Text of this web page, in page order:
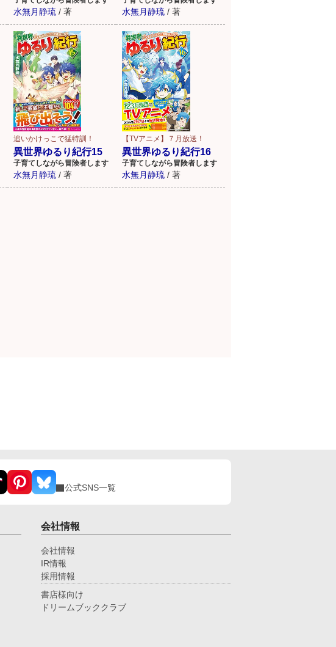
水無月静琉 / 著 水無月静琉 / 著
追いかけっこで猛特訓！
異世界ゆるり紀行15
子育てしながら冒険者します
水無月静琉 / 著
【TVアニメ】７月放送！
異世界ゆるり紀行16
子育てしながら冒険者します
水無月静琉 / 著
公式SNS一覧
会社情報
会社情報
IR情報
採用情報
書店様向け
ドリームブッククラブ